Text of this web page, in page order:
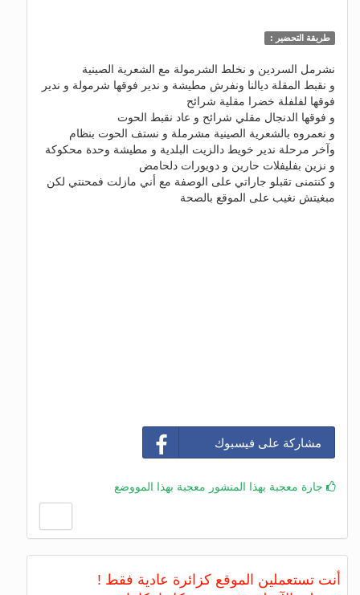
طريقة التحضير :
نشرمل السردين و نخلط الشرمولة مع الشعرية الصينية
و نقبط المقلة ديالنا ونفرش مطيشة و ندير فوقها شرمولة و ندير
فوقها لفلفلة خضرا مقلية شرائح
و فوقها الدنجال مقلي شرائح و عاد نقبط الحوت
و نعمروه بالشعرية الصينية مشرملة و نستف الحوت بنظام
وآخر مرحلة ندير خويط دالزيت البلدية و مطيشة وحدة محكوكة
و نزين بفليفلات حارين و دويورات دلحامض
و كنتمنى تقبلو جاراتي على الوصفة مع أني مازلت فمحنتي لكن
مبغيتش نغيب على الموقع بالصحة
مشاركة على فيسبوك
جارة معجبة بهذا المنشور معجبة بهذا المووضع
أنت تستعملين الموقع كزائرة عادية فقط !